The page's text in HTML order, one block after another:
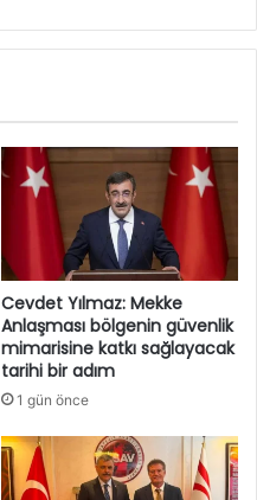
Cevdet Yılmaz: Mekke
Anlaşması bölgenin güvenlik
mimarisine katkı sağlayacak
tarihi bir adım
1 gün önce